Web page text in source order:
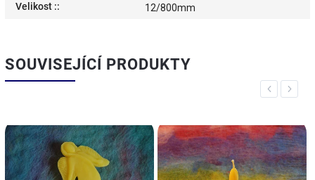
Velikost :: 12/800mm
SOUVISEJÍCÍ PRODUKTY
Previous
Next